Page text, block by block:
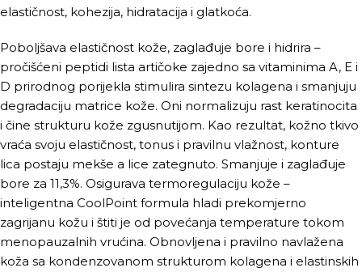
elastičnost, kohezija, hidratacija i glatkoća.
Poboljšava elastičnost kože, zaglađuje bore i hidrira –
pročišćeni peptidi lista artičoke zajedno sa vitaminima A, E i
D prirodnog porijekla stimulira sintezu kolagena i smanjuju
degradaciju matrice kože. Oni normalizuju rast keratinocita
i čine strukturu kože zgusnutijom. Kao rezultat, kožno tkivo
vraća svoju elastičnost, tonus i pravilnu vlažnost, konture
lica postaju mekše a lice zategnuto. Smanjuje i zaglađuje
bore za 11,3%. Osigurava termoregulaciju kože –
inteligentna CoolPoint formula hladi prekomjerno
zagrijanu kožu i štiti je od povećanja temperature tokom
menopauzalnih vrućina. Obnovljena i pravilno navlažena
koža sa kondenzovanom strukturom kolagena i elastinskih